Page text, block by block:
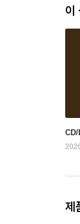
이
제